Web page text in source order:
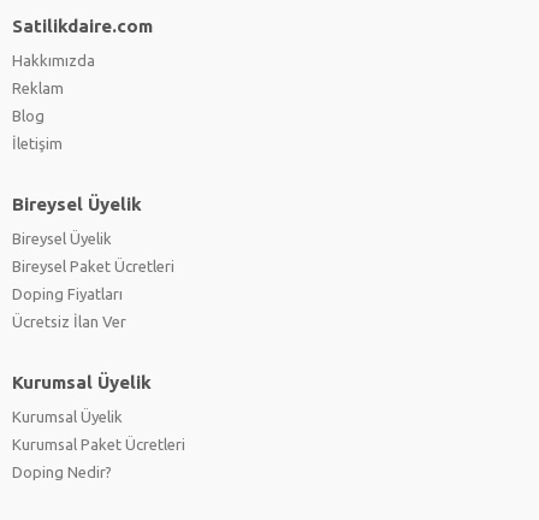
Satilikdaire.com
Hakkımızda
Reklam
Blog
İletişim
Bireysel Üyelik
Bireysel Üyelik
Bireysel Paket Ücretleri
Doping Fiyatları
Ücretsiz İlan Ver
Kurumsal Üyelik
Kurumsal Üyelik
Kurumsal Paket Ücretleri
Doping Nedir?